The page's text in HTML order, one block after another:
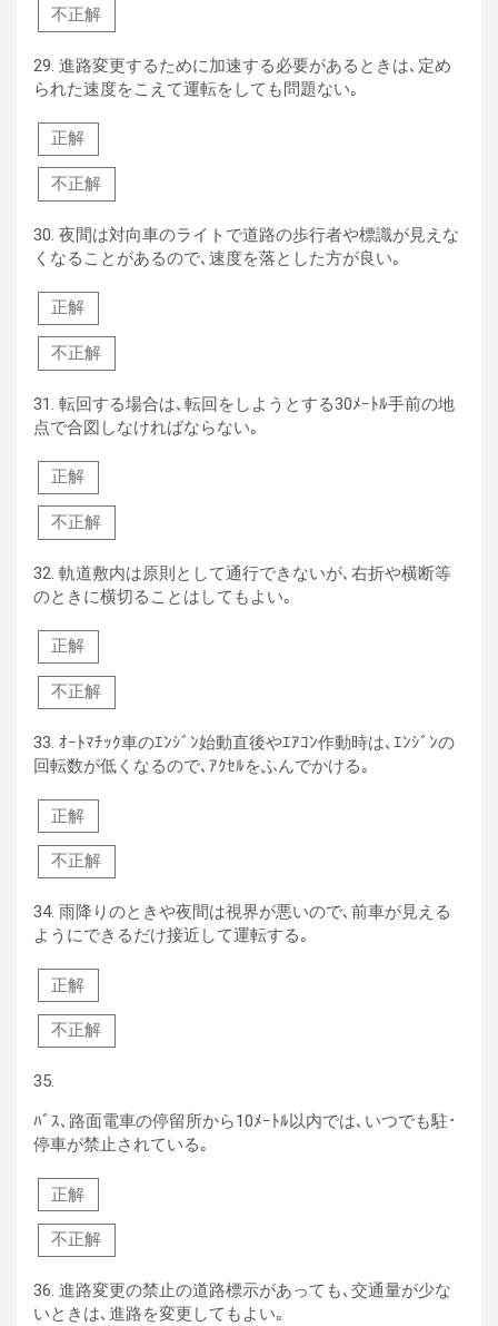
不正解
29. 進路変更するために加速する必要があるときは､定め
られた速度をこえて運転をしても問題ない｡
正解
不正解
30. 夜間は対向車のライトで道路の歩行者や標識が見えな
くなることがあるので､速度を落とした方が良い｡
正解
不正解
31. 転回する場合は､転回をしようとする30ﾒｰﾄﾙ手前の地
点で合図しなければならない｡
正解
不正解
32. 軌道敷内は原則として通行できないが､右折や横断等
のときに横切ることはしてもよい｡
正解
不正解
33. ｵｰﾄﾏﾁｯｸ車のｴﾝｼﾞﾝ始動直後やｴｱｺﾝ作動時は､ｴﾝｼﾞﾝの
回転数が低くなるので､ｱｸｾﾙをふんでかける｡
正解
不正解
34. 雨降りのときや夜間は視界が悪いので､前車が見える
ようにできるだけ接近して運転する｡
正解
不正解
35.
ﾊﾞｽ､路面電車の停留所から10ﾒｰﾄﾙ以内では､いつでも駐･
停車が禁止されている｡
正解
不正解
36. 進路変更の禁止の道路標示があっても､交通量が少な
いときは､進路を変更してもよい｡